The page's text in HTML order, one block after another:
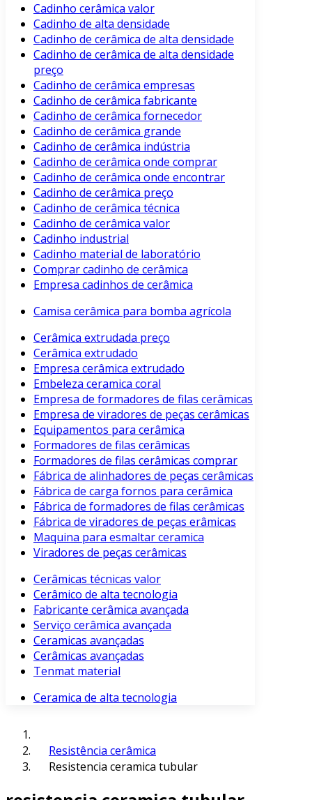
Cadinho cerâmica valor
Cadinho de alta densidade
Cadinho de cerâmica de alta densidade
Cadinho de cerâmica de alta densidade
preço
Cadinho de cerâmica empresas
Cadinho de cerâmica fabricante
Cadinho de cerâmica fornecedor
Cadinho de cerâmica grande
Cadinho de cerâmica indústria
Cadinho de cerâmica onde comprar
Cadinho de cerâmica onde encontrar
Cadinho de cerâmica preço
Cadinho de cerâmica técnica
Cadinho de cerâmica valor
Cadinho industrial
Cadinho material de laboratório
Comprar cadinho de cerâmica
Empresa cadinhos de cerâmica
Camisa cerâmica para bomba agrícola
Cerâmica extrudada preço
Cerâmica extrudado
Empresa cerâmica extrudado
Embeleza ceramica coral
Empresa de formadores de filas cerâmicas
Empresa de viradores de peças cerâmicas
Equipamentos para cerâmica
Formadores de filas cerâmicas
Formadores de filas cerâmicas comprar
Fábrica de alinhadores de peças cerâmicas
Fábrica de carga fornos para cerâmica
Fábrica de formadores de filas cerâmicas
Fábrica de viradores de peças erâmicas
Maquina para esmaltar ceramica
Viradores de peças cerâmicas
Cerâmicas técnicas valor
Cerâmico de alta tecnologia
Fabricante cerâmica avançada
Serviço cerâmica avançada
Ceramicas avançadas
Cerâmicas avançadas
Tenmat material
Ceramica de alta tecnologia
Resistência cerâmica
Resistencia ceramica tubular​